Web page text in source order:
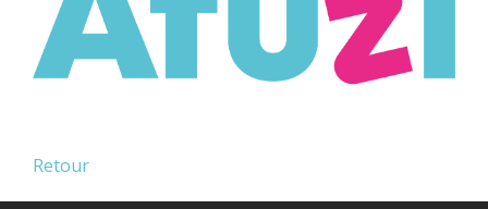
Retour